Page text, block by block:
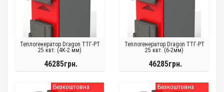
Теплогенератор Dragon ТТГ-РТ
25 квт. (4К-2 мм)
46285грн.
Теплогенератор Dragon ТТГ-РТ
25 квт. (6-2мм)
46285грн.
Безкоштовна
Безкоштовна